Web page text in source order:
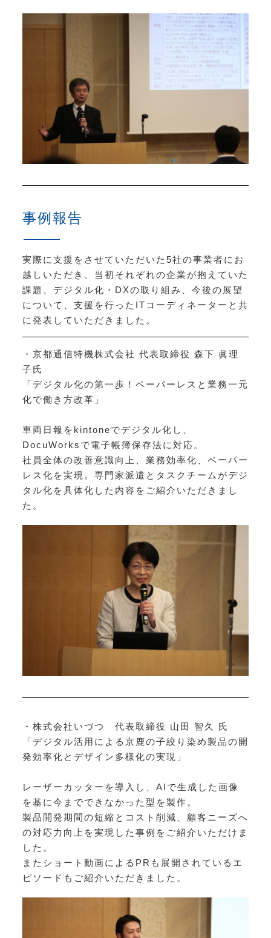
事例報告
実際に支援をさせていただいた5社の事業者にお
越しいただき、当初それぞれの企業が抱えていた
課題、デジタル化・DXの取り組み、今後の展望
について、支援を行ったITコーディネーターと共
に発表していただきました。
・京都通信特機株式会社 代表取締役 森下 眞理
子氏
「デジタル化の第一歩！ペーパーレスと業務一元
化で働き方改革」
車両日報をkintoneでデジタル化し、
DocuWorksで電子帳簿保存法に対応。
社員全体の改善意識向上、業務効率化、ペーパー
レス化を実現。専門家派遣とタスクチームがデジ
タル化を具体化した内容をご紹介いただきまし
た。
・株式会社いづつ 代表取締役 山田 智久 氏
「デジタル活用による京鹿の子絞り染め製品の開
発効率化とデザイン多様化の実現」
レーザーカッターを導入し、AIで生成した画像
を基に今までできなかった型を製作。
製品開発期間の短縮とコスト削減、顧客ニーズへ
の対応力向上を実現した事例をご紹介いただけま
した。
またショート動画によるPRも展開されているエ
ピソードもご紹介いただきました。